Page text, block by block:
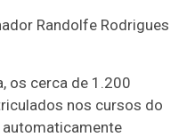
Randolfe Rodrigues
os cerca de 1.200
nos cursos do
automaticamente